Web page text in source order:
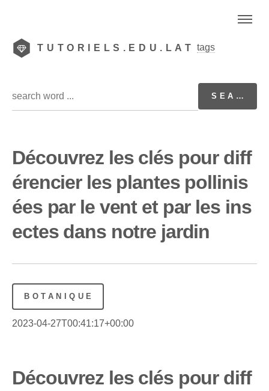
TUTORIELS.EDU.LAT tags
Découvrez les clés pour diff
érencier les plantes pollinis
ées par le vent et par les ins
ectes dans notre jardin
BOTANIQUE
2023-04-27T00:41:17+00:00
Découvrez les clés pour diff